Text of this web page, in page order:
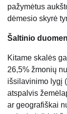
pažymėtus
dėmesio skyrė
Šaltinio
Kitame skalės
26,5% žmonių
išsilavinimo lygį
atspalvis
ar geografiškai